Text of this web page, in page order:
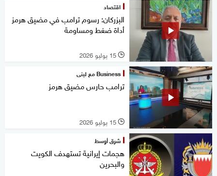
اقتصاد
البزركان: رسوم ترامب في مضيق هرمز
أداة ضغط ومساومة
l 15 يوليو 2026
Business مع لبنى
ترامب حارس مضيق هرمز
l 15 يوليو 2026
شرق أوسط
هجمات إيرانية تستهدف الكويت
والبحرين